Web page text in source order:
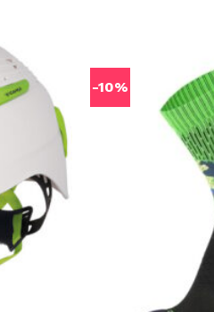
-10%